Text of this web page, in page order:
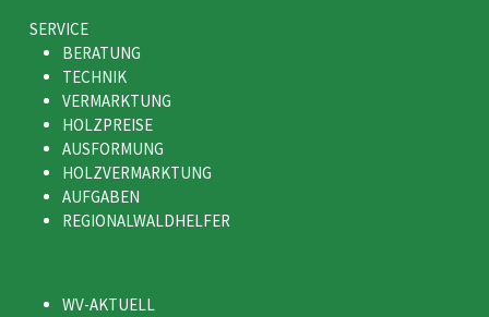
SERVICE
BERATUNG
TECHNIK
VERMARKTUNG
HOLZPREISE
AUSFORMUNG
HOLZVERMARKTUNG
AUFGABEN
REGIONALWALDHELFER
WV-AKTUELL